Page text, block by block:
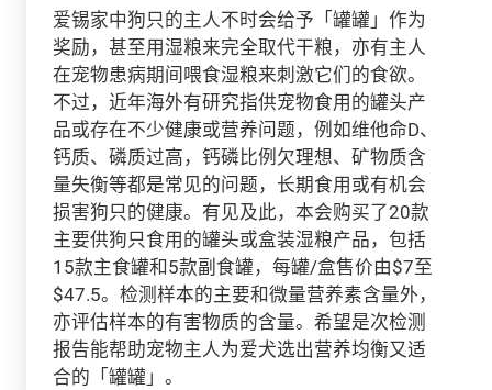
爱锡家中狗只的主人不时会给予「罐罐」作为
奖励，甚至用湿粮来完全取代干粮，亦有主人
在宠物患病期间喂食湿粮来刺激它们的食欲。
不过，近年海外有研究指供宠物食用的罐头产
品或存在不少健康或营养问题，例如维他命D、
钙质、磷质过高，钙磷比例欠理想、矿物质含
量失衡等都是常见的问题，长期食用或有机会
损害狗只的健康。有见及此，本会购买了20款
主要供狗只食用的罐头或盒装湿粮产品，包括
15款主食罐和5款副食罐，每罐/盒售价由$7至
$47.5。检测样本的主要和微量营养素含量外，
亦评估样本的有害物质的含量。希望是次检测
报告能帮助宠物主人为爱犬选出营养均衡又适
合的「罐罐」。